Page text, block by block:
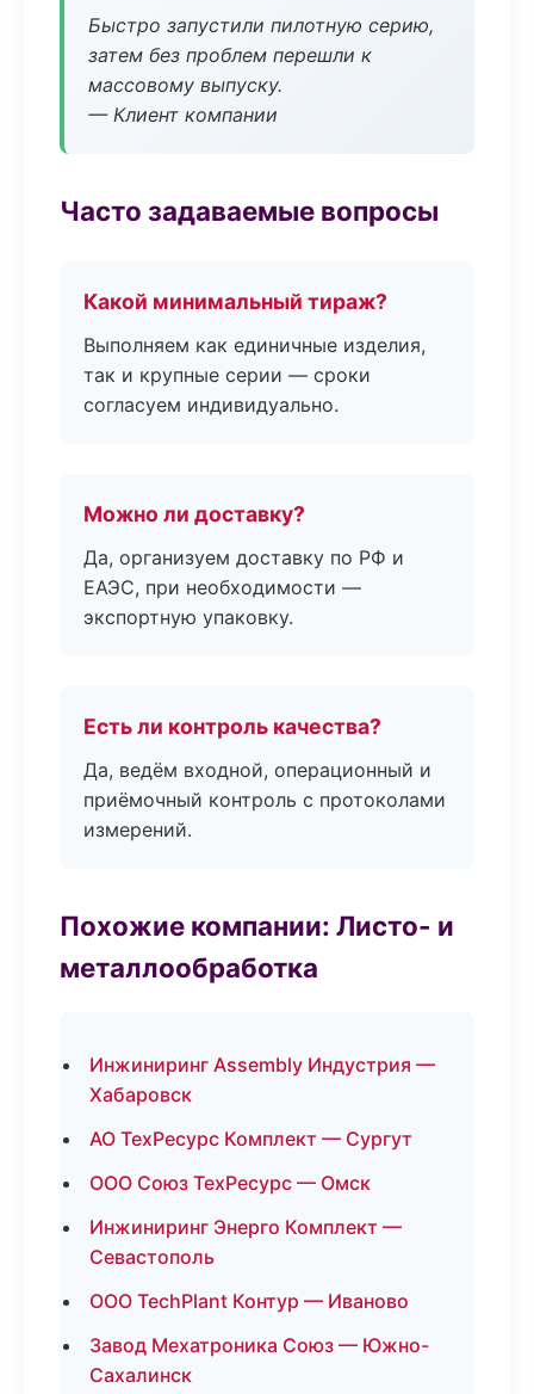
Быстро запустили пилотную серию,
затем без проблем перешли к
массовому выпуску.
— Клиент компании
Часто задаваемые вопросы
Какой минимальный тираж?
Выполняем как единичные изделия,
так и крупные серии — сроки
согласуем индивидуально.
Можно ли доставку?
Да, организуем доставку по РФ и
ЕАЭС, при необходимости —
экспортную упаковку.
Есть ли контроль качества?
Да, ведём входной, операционный и
приёмочный контроль с протоколами
измерений.
Похожие компании: Листо- и
металлообработка
Инжиниринг Assembly Индустрия —
Хабаровск
АО ТехРесурс Комплект — Сургут
ООО Союз ТехРесурс — Омск
Инжиниринг Энерго Комплект —
Севастополь
ООО TechPlant Контур — Иваново
Завод Мехатроника Союз — Южно-
Сахалинск